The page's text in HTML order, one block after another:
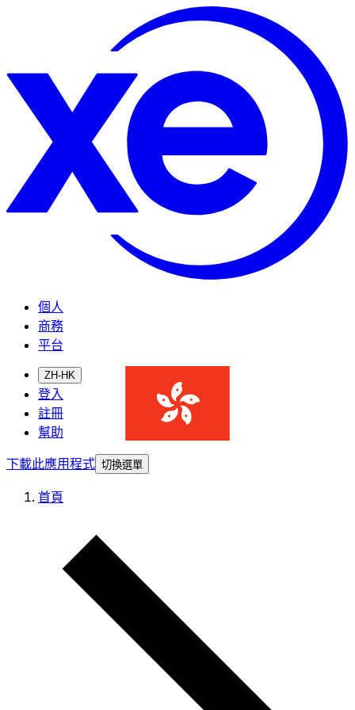
個人
商務
平台
ZH-HK
登入
註冊
幫助
下載此應用程式 切換選單
首頁